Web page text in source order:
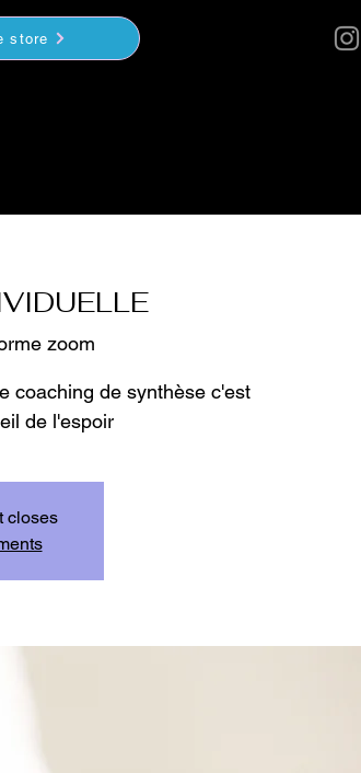
store
zoom
coaching de synthèse c'est
de l'espoir
closes